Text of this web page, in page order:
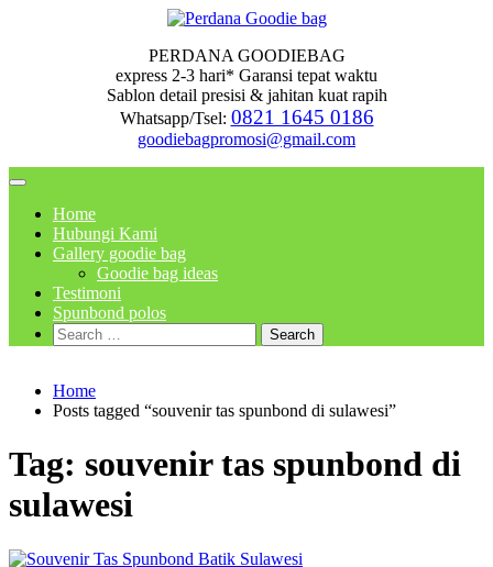
PERDANA GOODIEBAG
express 2-3 hari* Garansi tepat waktu
Sablon detail presisi & jahitan kuat rapih
Whatsapp/Tsel: 0821 1645 0186
goodiebagpromosi@gmail.com
Home
Hubungi Kami
Gallery goodie bag
Goodie bag ideas
Testimoni
Spunbond polos
Search
for:
Home
Posts tagged “souvenir tas spunbond di sulawesi”
Tag: souvenir tas spunbond di
sulawesi